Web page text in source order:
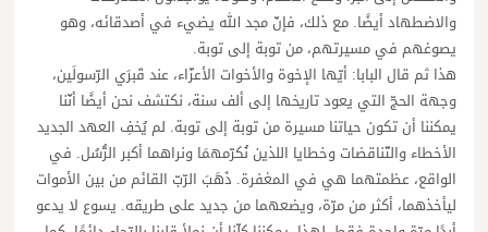
والاضطهاد أيضًا. مع ذلك، فإنّ مجد الله يضيء في أصدقائه، وهو
يصوغهم في مسيرتهم، من توبة إلى توبة.
هذا ثم قال البابا: أيّها الإخوة والأخوات الأعزّاء، عند قَبرَي الرّسولَين،
وجهة الحجّ التي يعود تاريخها إلى ألف سنة، نكتشف نحن أيضًا أنّنا
يمكننا أن تكون حياتنا مسيرة من توبة إلى توبة. لم يُخفِ العهد الجديد
الأخطاء والتّناقضات وخطايا اللذين نُكرّمهمَا ونراهما أكبر الرُّسُل. في
الواقع، عظمتهما هي في المغفرة. ذَهَبَ الرّبّ القائم من بين الأموات
ليأخذهما، أكثر من مرّة، ويضعهما من جديد على طريقه. يسوع لا يدعو